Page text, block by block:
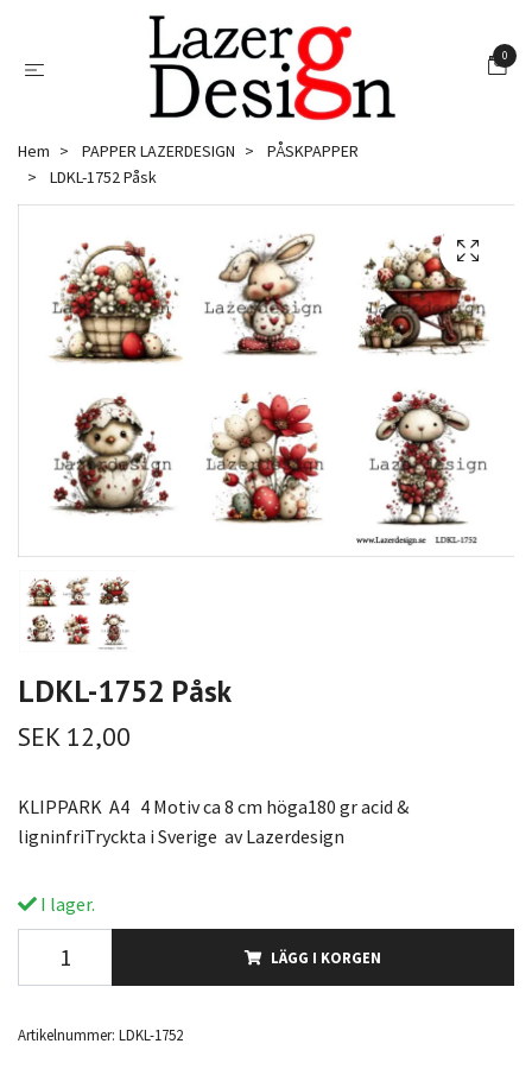
0
Hem PAPPER LAZERDESIGN
PÅSKPAPPER
LDKL-1752 Påsk
LDKL-1752 Påsk
SEK 12,00
KLIPPARK A4 4 Motiv ca 8 cm höga180 gr acid &
ligninfriTryckta i Sverige av Lazerdesign
I lager.
LÄGG I KORGEN
Artikelnummer: LDKL-1752